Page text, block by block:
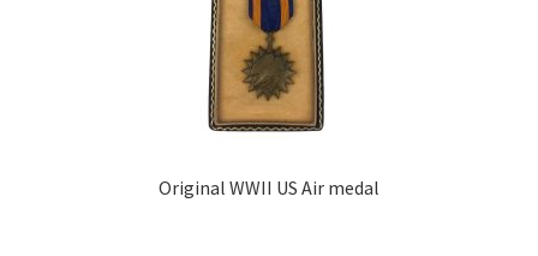
Original WWII US Air medal